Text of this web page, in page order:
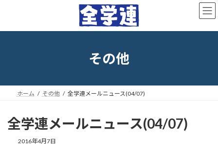
ン
ー
その他
ホーム その他 全学連メールニュース(04/07)
全学連メールニュース(04/07)
2016年4月7日